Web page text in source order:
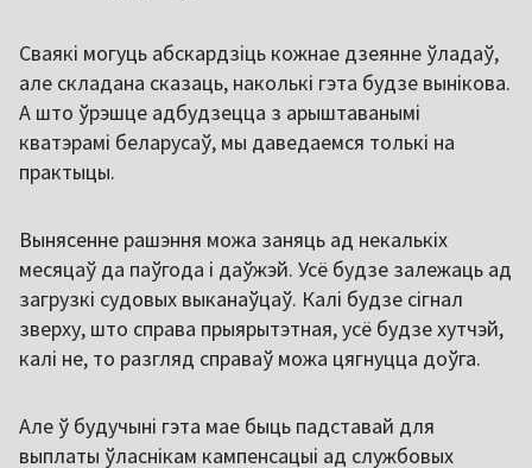
Сваякі могуць абскардзіць кожнае дзеянне ўладаў,
але складана сказаць, наколькі гэта будзе вынікова.
А што ўрэшце адбудзецца з арыштаванымі
кватэрамі беларусаў, мы даведаемся толькі на
практыцы.
Вынясенне рашэння можа заняць ад некалькіх
месяцаў да паўгода і даўжэй. Усё будзе залежаць ад
загрузкі судовых выканаўцаў. Калі будзе сігнал
зверху, што справа прыярытэтная, усё будзе хутчэй,
калі не, то разгляд справаў можа цягнуцца доўга.
Але ў будучыні гэта мае быць падставай для
выплаты ўласнікам кампенсацыі ад службовых